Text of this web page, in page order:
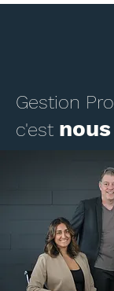
Gestion
c'est nous